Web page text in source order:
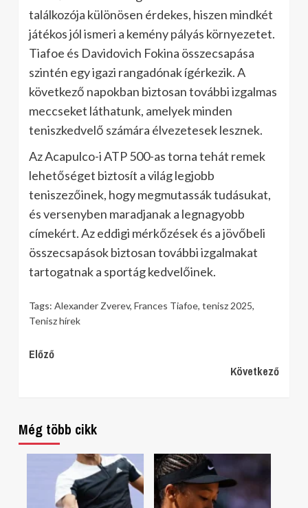
találkozója különösen érdekes, hiszen mindkét
játékos jól ismeri a kemény pályás környezetet.
Tiafoe és Davidovich Fokina összecsapása
szintén egy igazi rangadónak ígérkezik. A
következő napokban biztosan további izgalmas
meccseket láthatunk, amelyek minden
teniszkedvelő számára élvezetesek lesznek.
Az Acapulco-i ATP 500-as torna tehát remek
lehetőséget biztosít a világ legjobb
teniszezőinek, hogy megmutassák tudásukat,
és versenyben maradjanak a legnagyobb
címekért. Az eddigi mérkőzések és a jövőbeli
összecsapások biztosan további izgalmakat
tartogatnak a sportág kedvelőinek.
Tags: Alexander Zverev, Frances Tiafoe, tenisz 2025,
Tenisz hírek
Continue
Előző
Következő
Még több cikk